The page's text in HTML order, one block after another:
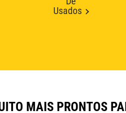
Usados
MAIS PRONTOS